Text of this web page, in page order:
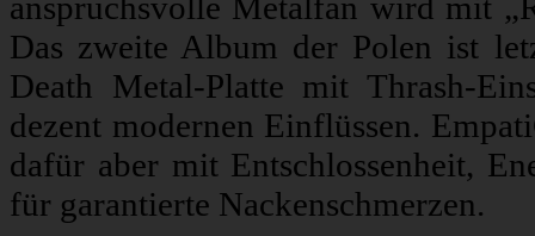
Das zweite Album der Polen ist
Death Metal-Platte mit Thrash-
dezent modernen Einflüssen.
dafür aber mit Entschlossenheit,
für garantierte Nackenschmerzen.